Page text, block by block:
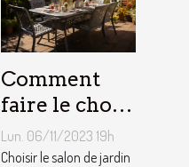
Comment
faire le choix
d’un salon de
jardin en
Lun. 06/11/2023 19h
Choisir le salon de jardin